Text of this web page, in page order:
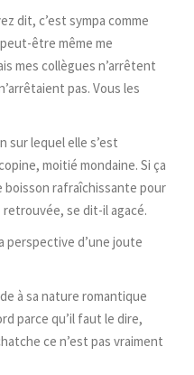
dit, c’est sympa comme
être même me
mes collègues n’arrêtent
pas. Vous les
sur lequel elle s’est
moitié mondaine. Si ça
boisson rafraîchissante pour
retrouvée, se dit-il agacé.
perspective d’une joute
à sa nature romantique
parce qu’il faut le dire,
ce n’est pas vraiment